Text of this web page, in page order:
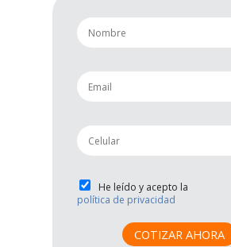
n
a
e
*
e
m
l
*
p
h
n
e
P
r
He leído y acepto la
política de privacidad
COTIZAR AHORA